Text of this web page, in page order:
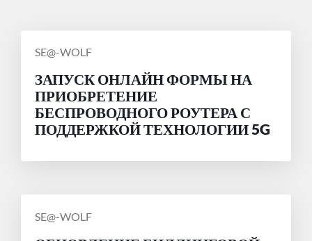
СООБЩЕНИЕ
SE@-WOLF
ЗАПУСК ОНЛАЙН ФОРМЫ НА
ПРИОБРЕТЕНИЕ
БЕСПРОВОДНОГО РОУТЕРА С
ПОДДЕРЖКОЙ ТЕХНОЛОГИИ 5G
СООБЩЕНИЕ
SE@-WOLF